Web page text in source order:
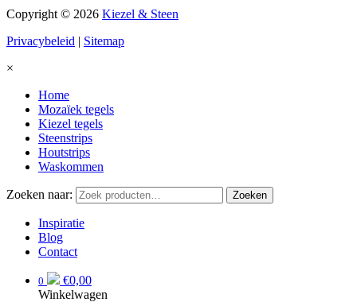
Copyright © 2026 Kiezel & Steen
Privacybeleid | Sitemap
×
Home
Mozaïek tegels
Kiezel tegels
Steenstrips
Houtstrips
Waskommen
Zoeken naar: Zoeken
Inspiratie
Blog
Contact
0 €0,00
Winkelwagen